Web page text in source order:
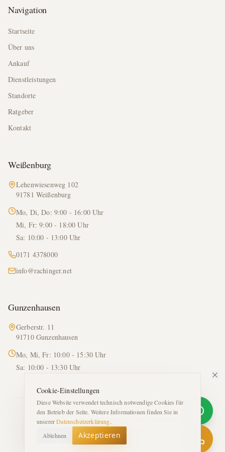
Navigation
Startseite
Über uns
Ankauf
Dienstleistungen
Standorte
Ratgeber
Kontakt
Weißenburg
Lehenwiesenweg 102
91781 Weißenburg
Mo, Di, Do: 9:00 - 16:00 Uhr
Mi, Fr: 9:00 - 18:00 Uhr
Sa: 10:00 - 13:00 Uhr
0171 4378000
info@rachinger.net
Gunzenhausen
Gerberstr. 11
91710 Gunzenhausen
Mo, Mi, Fr: 10:00 - 15:30 Uhr
Sa: 10:00 - 13:30 Uhr
©2026Bar-Ankauf Rachinger. Alle Rechte vorbehalten.
ImpressumDatenschutz
Cookie-Einstellungen
Diese Website verwendet technisch notwendige Cookies für
den Betrieb der Seite. Weitere Informationen finden Sie in
unserer Datenschutzerklärung.
Ablehnen
Akzeptieren